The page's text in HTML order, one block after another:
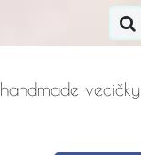
handmade vecičky